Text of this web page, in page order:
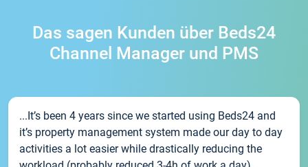
Das sagen Kunden über Beds24
Channel Manager und PMS
...It’s been 4 years since we started using Beds24 and
it’s property management system made our day to day
activities a lot easier while drastically reducing the